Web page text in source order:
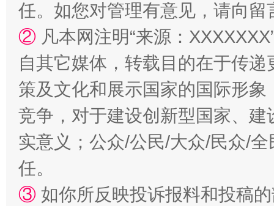
如何以同查同治破解风腐交织难题 养老服
任。如您对管理有意见，请向
② 凡本网注明“来源：
自其它媒体，转载目的在于传
策及文化和展示国家的国际形
竞争，对于建设创新型国家、
实意义；公众/公民/大众/民众/
任。
③ 如你所反映投诉报料和投稿